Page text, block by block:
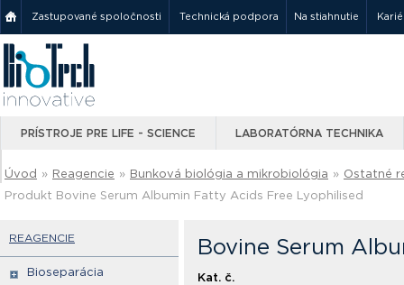
Zastupované spoločnosti Technická podpora Na stiahnutie
PRÍSTROJE PRE LIFE - SCIENCE LABORATÓRNA TECHNIKA
Úvod » Reagencie » Bunková biológia a mikrobiológia » Ostatné
Produkt Bovine Serum Albumin Fatty Acids Free Lyophilised
REAGENCIE
Bioseparácia
Bovine Serum
Kat. č.